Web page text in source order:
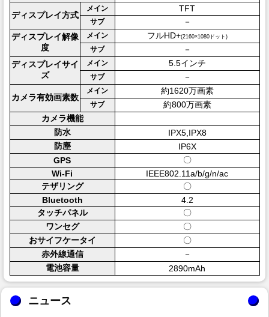
ディスプレイ方式
メイン TFT
サブ
－
ディスプレイ解像
度
メイン フルHD+(2160×1080ドット)
サブ
－
ディスプレイサイ
ズ
メイン 5.5インチ
サブ －
カメラ有効画素数
メイン 約1620万画素
サブ
約800万画素
カメラ機能
防水
IPX5,IPX8
防塵
IP6X
GPS
〇
Wi-Fi
IEEE802.11a/b/g/n/ac
テザリング
〇
Bluetooth
4.2
タッチパネル
〇
ワンセグ
〇
おサイフケータイ
〇
赤外線通信
－
電池容量
2890mAh
ニュース